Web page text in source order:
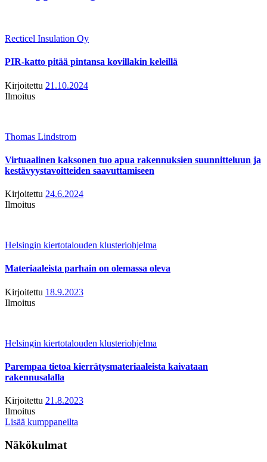
Recticel Insulation Oy
PIR-katto pitää pintansa kovillakin keleillä
Kirjoitettu 21.10.2024
Ilmoitus
Thomas Lindstrom
Virtuaalinen kaksonen tuo apua rakennuksien suunnitteluun ja
kestävyystavoitteiden saavuttamiseen
Kirjoitettu 24.6.2024
Ilmoitus
Helsingin kiertotalouden klusteriohjelma
Materiaaleista parhain on olemassa oleva
Kirjoitettu 18.9.2023
Ilmoitus
Helsingin kiertotalouden klusteriohjelma
Parempaa tietoa kierrätysmateriaaleista kaivataan
rakennusalalla
Kirjoitettu 21.8.2023
Ilmoitus
Lisää kumppaneilta
Näkökulmat